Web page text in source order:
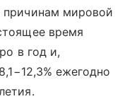
мировой
время
в год и,
ежегодно